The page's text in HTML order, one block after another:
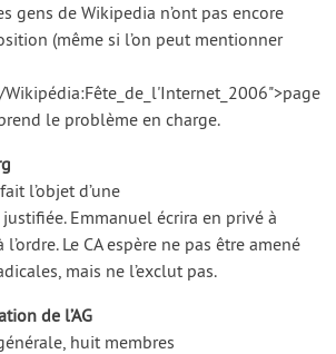
gens de Wikipedia n’ont pas encore
(même si l’on peut mentionner
le problème en charge.
l’objet d’une
Emmanuel écrira en privé à
Le CA espère ne pas être amené
mais ne l’exclut pas.
de l’AG
huit membres